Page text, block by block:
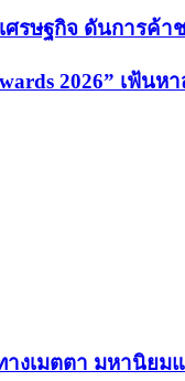
ศรษฐกิจ ดันการ
2026” เฟ้นห
งเมตตา​ มหา​นิย